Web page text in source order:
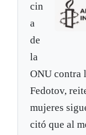
cin
a
de
la
ONU contra
Fedotov,
mujeres
citó que al